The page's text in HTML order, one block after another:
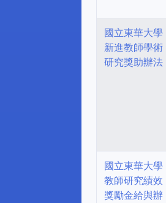
國立東華大學
新進教師學術
研究獎助辦法
國立東華大學
教師研究績效
獎勵金給與辦